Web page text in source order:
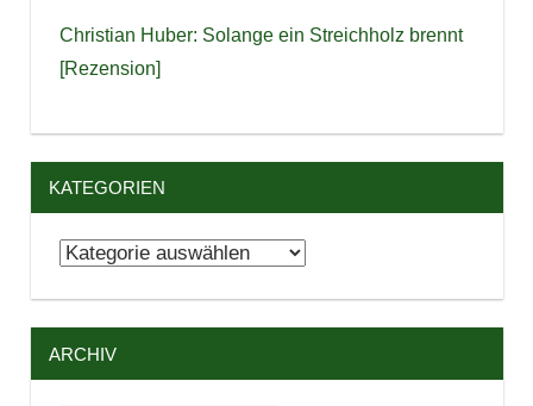
Christian Huber: Solange ein Streichholz brennt
[Rezension]
KATEGORIEN
Kategorien
ARCHIV